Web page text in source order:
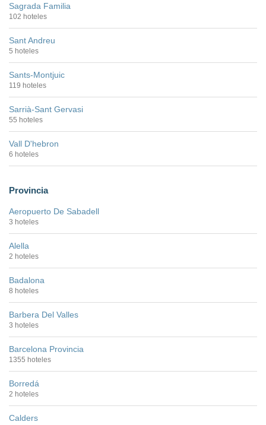
Sagrada Familia
102 hoteles
Sant Andreu
5 hoteles
Sants-Montjuic
119 hoteles
Sarrià-Sant Gervasi
55 hoteles
Vall D'hebron
6 hoteles
Provincia
Aeropuerto De Sabadell
3 hoteles
Alella
2 hoteles
Badalona
8 hoteles
Barbera Del Valles
3 hoteles
Barcelona Provincia
1355 hoteles
Borredá
2 hoteles
Calders